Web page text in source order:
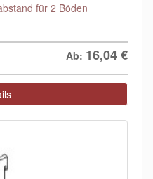
für 2 Böden
Ab: 16,04€